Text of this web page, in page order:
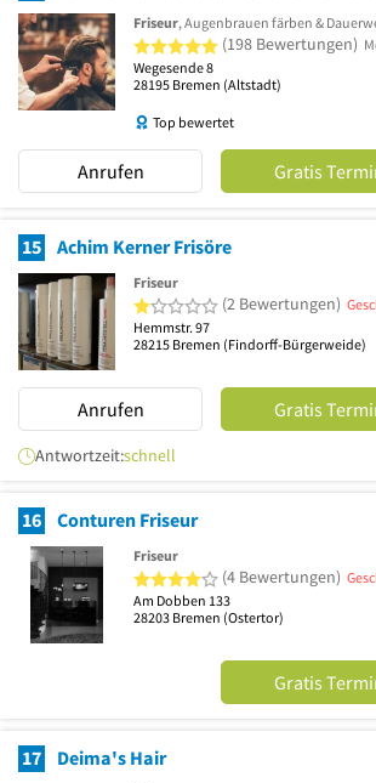
Friseur, Augenbrauen färben &
5 von 5 Sternen
(198 Bewertungen)
Wegesende 8
28195 Bremen (Altstadt)
Top bewertet
Anrufen Gratis
15 Achim Kerner Frisöre
Friseur
1 von 5 Sternen
(2 Bewertungen)
Hemmstr. 97
28215 Bremen (Findorff-Bürgerweide)
Anrufen Gratis
Antwortzeit:schnell
16 Conturen Friseur
Friseur
4 von 5 Sternen
(4 Bewertungen)
Am Dobben 133
28203 Bremen (Ostertor)
Gratis
17 Deima's Hair